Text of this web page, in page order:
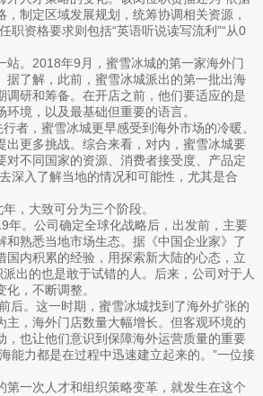
制定区域发展规划，统筹协调相关资源，
职资格要求则包括“英语听说读写流利”“从0
站。2018年9月，蜜雪冰城的第一家海外门
据了解，此前，蜜雪冰城派出的第一批出海
调研和筹备。在开店之前，他们要适应的是
境，以及最基础但重要的语言。
者，蜜雪冰城更早感受到海外市场的冷暖。
出更多挑战。综合来看，对内，蜜雪冰城要
对不同国家的资源、消费者接受度、产品定
深入了解当地的情况和可能性，尤其是合
，大致可分为三个阶段。
年。公司确定全球化战略后，出发前，主要
和熟悉当地市场生态。据《中国企业家》了
国内积累的经验，用探索新大陆的心态，立
派出的也是敢于试错的人。后来，公司对于人
，不断调整。
后。这一时期，蜜雪冰城找到了海外扩张的
主，海外门店数量大幅增长。但客观环境的
，也让他们意识到保障海外运营质量的重要
能力都是在过程中迅速建立起来的。”一位接
第一次人才和组织策略变革，就发生在这个